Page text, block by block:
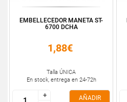
EMBELLECEDOR MANETA ST-
6700 DCHA
1,88€
Talla ÚNICA
En stock, entrega en 24-72h
+
+
AÑADIR